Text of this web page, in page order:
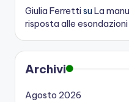
Giulia Ferretti suLa
risposta alle
Archivi
Agosto 2026